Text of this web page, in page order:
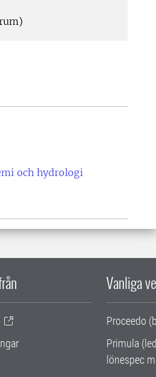
och hydrologi
Vanliga
Proceedo
Primula
lönespec